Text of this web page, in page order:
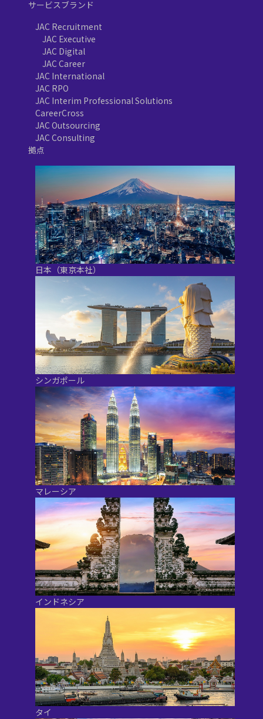
サービスブランド
JAC Recruitment
JAC Executive
JAC Digital
JAC Career
JAC International
JAC RPO
JAC Interim Professional Solutions
CareerCross
JAC Outsourcing
JAC Consulting
拠点
日本（東京本社）
シンガポール
マレーシア
インドネシア
タイ